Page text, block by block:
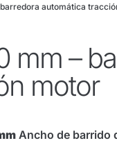
automática
mm –
motor
Ancho de barrido